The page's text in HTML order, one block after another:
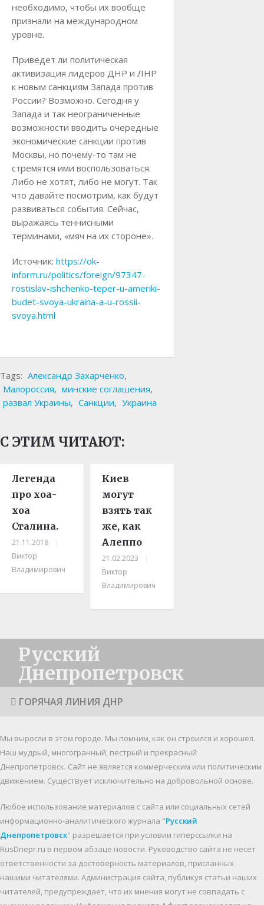
необходимо, чтобы их вообще
признали на международном
уровне.
Приведет ли политическая
активизация лидеров ДНР и ЛНР
к новым санкциям Запада против
России? Возможно. Сегодня у
Запада и так неограниченные
возможности вводить очередные
экономические санкции против
Москвы, но почему-то там не
стремятся ими воспользоваться.
Либо не хотят, либо не могут. Так
что давайте посмотрим, как будут
развиваться события. Сейчас,
выражаясь теннисными
терминами, «мяч на их стороне».
Источник: https://ok-
inform.ru/politics/foreign/97347-
rostislav-ishchenko-teper-u-ameriki-
budet-svoya-ukraina-a-u-rossii-
svoya.html
Tags: Александр Захарченко,
Малороссия, минские соглашения,
развал Украины, Санкции, Украина
С ЭТИМ ЧИТАЮТ:
Легенда
про хоа-
хоа
Сталина.
21.11.2018
Виктор
Владимирович
Киев
могут
взять так
же, как
Алеппо
21.02.2023
Виктор
Владимирович
Русский
Днепропетровск
ГОРЯЧАЯ ЛИНИЯ ДНР
Мы выросли в этом городе. Мы помним, как он строился и хорошел.
Наш мудрый, многогранный, пестрый и прекрасный
Днепропетровск. Cайт не является коммерческим или политическим
движением. Существует исключительно на добровольной основе.
Любое использование материалов c сайта или социальных сетей
информационно-аналитического журнала "Русский
Днепропетровск" разрешается при условии гиперссылки на
RusDnepr.ru в первом абзаце новости. Руководство сайта не несет
ответственности за достоверность материалов, присланных
нашими читателями. Администрация сайта, публикуя статьи наших
читателей, предупреждает, что их мнения могут не совпадать с